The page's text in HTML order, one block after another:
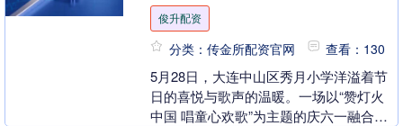
俊升配资
分类：传金所配资官网 查看：130
5月28日，大连中山区秀月小学洋溢着节
日的喜悦与歌声的温暖。一场以“赞灯火
中国 唱童心欢歌”为主题的庆六一融合音